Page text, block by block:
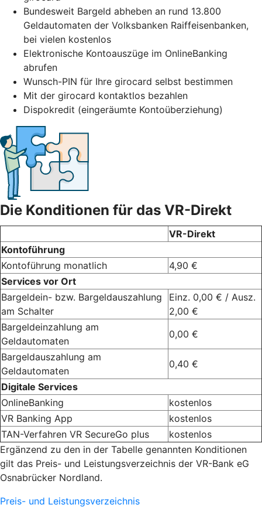
Bundesweit Bargeld abheben an rund 13.800
Geldautomaten der Volksbanken Raiffeisenbanken,
bei vielen kostenlos
Elektronische Kontoauszüge im OnlineBanking
abrufen
Wunsch-PIN für Ihre girocard selbst bestimmen
Mit der girocard kontaktlos bezahlen
Dispokredit (eingeräumte Kontoüberziehung)
Die Konditionen für das VR-Direkt
VR-Direkt
Kontoführung
Kontoführung monatlich
4,90 €
Services vor Ort
Bargeldein- bzw. Bargeldauszahlung
am Schalter
Einz. 0,00 € / Ausz.
2,00 €
Bargeldeinzahlung am
Geldautomaten
0,00 €
Bargeldauszahlung am
Geldautomaten
0,40 €
Digitale Services
OnlineBanking
kostenlos
VR Banking App
kostenlos
TAN-Verfahren VR SecureGo plus
kostenlos
Ergänzend zu den in der Tabelle genannten Konditionen
gilt das Preis- und Leistungsverzeichnis der VR-Bank eG
Osnabrücker Nordland.
Preis- und Leistungsverzeichnis